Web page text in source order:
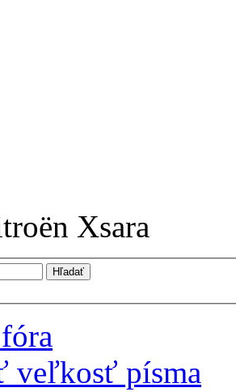
Xsara
veľkosť písma